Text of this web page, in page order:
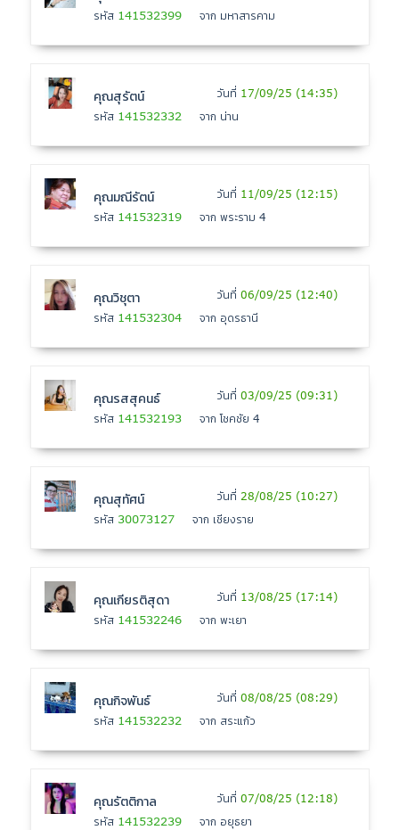
รหัส 141532399 จาก มหาสารคาม
คุณสุรัตน์
รหัส 141532332 จาก น่าน
วันที่ 17/09/25 (14:35)
คุณมณีรัตน์
รหัส 141532319 จาก พระราม 4
วันที่ 11/09/25 (12:15)
คุณวิชุตา
รหัส 141532304 จาก อุดรธานี
วันที่ 06/09/25 (12:40)
คุณรสสุคนธ์
รหัส 141532193 จาก โชคชัย 4
วันที่ 03/09/25 (09:31)
คุณสุทัศน์
รหัส 30073127 จาก เชียงราย
วันที่ 28/08/25 (10:27)
คุณเกียรติสุดา
รหัส 141532246 จาก พะเยา
วันที่ 13/08/25 (17:14)
คุณกิจพันธ์
รหัส 141532232 จาก สระแก้ว
วันที่ 08/08/25 (08:29)
คุณรัตติกาล
รหัส 141532239 จาก อยุธยา
วันที่ 07/08/25 (12:18)